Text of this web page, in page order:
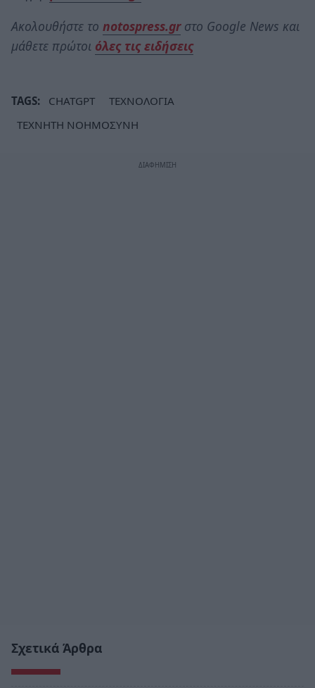
Ακολουθήστε το notospress.grστο Google News και
μάθετε πρώτοι όλες τις ειδήσεις
TAGS: CHATGPT
ΤΕΧΝΟΛΟΓΙΑ
ΤΕΧΝΗΤΗ ΝΟΗΜΟΣΥΝΗ
Σχετικά Άρθρα